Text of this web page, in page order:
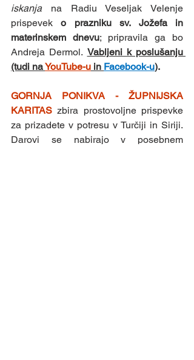
iskanja na Radiu Veseljak Velenje
prispevek o prazniku sv. Jožefa in
materinskem dnevu; pripravila ga bo
Andreja Dermol. Vabljeni k poslušanju
(tudi na YouTube-u in Facebook-u).
GORNJA PONIKVA - ŽUPNIJSKA
KARITAS zbira prostovoljne prispevke
za prizadete v potresu v Turčiji in Siriji.
Darovi se nabirajo v posebnem